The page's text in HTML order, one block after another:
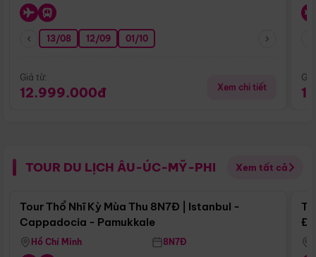
13/08 12/09 01/10
Giá từ:
12.999.000đ Xem chi tiết
TOUR DU LỊCH ÂU-ÚC-MỸ-PHI Xem tất cả
Điểm nổi bật
Tour Thổ Nhĩ Kỳ Mùa Thu 8N7Đ | Istanbul -
Cappadocia - Pamukkale
Hồ Chí Minh 8N7Đ